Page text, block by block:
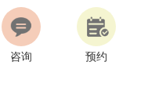
咨询 预约